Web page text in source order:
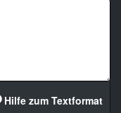
Hilfe zum Textformat